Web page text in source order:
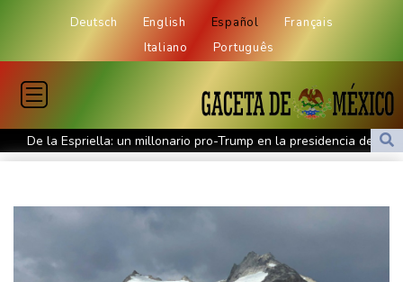
Deutsch English Español
Français
Italiano
Português
De la Espriella: un millonario pro-Trump en la presidencia de
Colombia
general de EEUU